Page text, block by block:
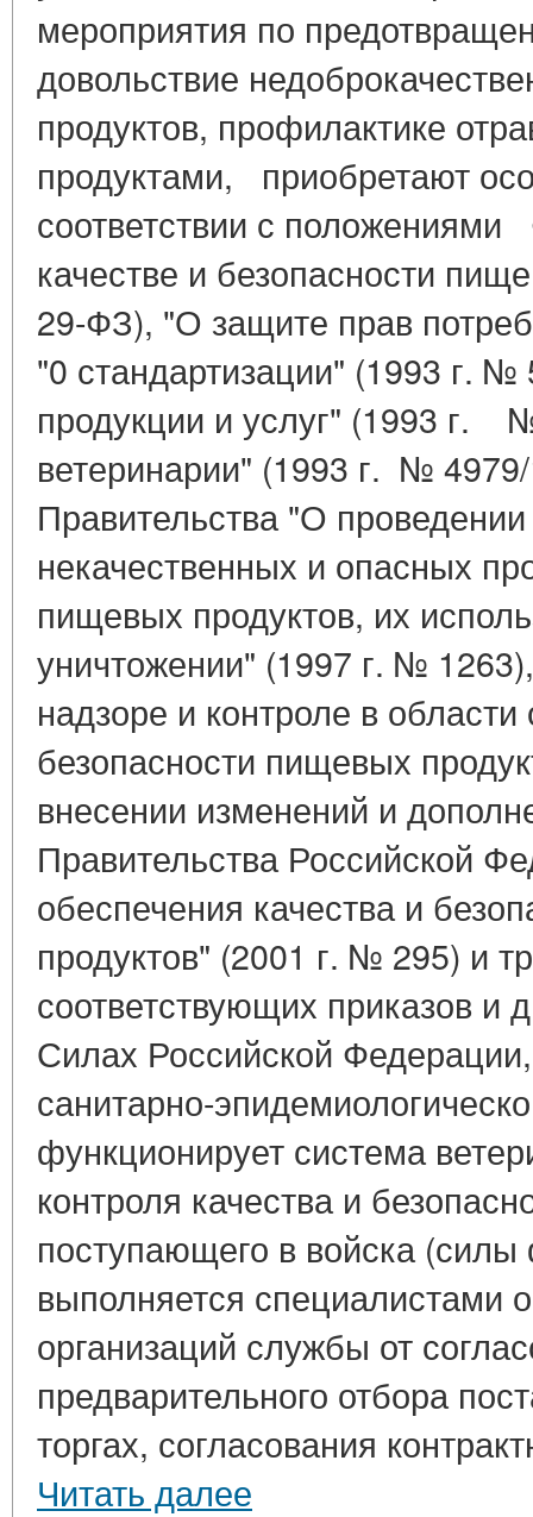
мероприятия по
довольствие
продуктов, профилактике
продуктами, приобретают
соответствии с
качестве и безопасности
29-ФЗ), "О защите прав
"0 стандартизации" (1993 г.
продукции и услуг" (1993 г.
ветеринарии" (1993 г. №
Правительства "О
некачественных и опасных
пищевых продуктов, их
уничтожении" (1997 г. №
надзоре и контроле в
безопасности пищевых
внесении изменений и
Правительства Российской
обеспечения качества и
продуктов" (2001 г. № 295) и
соответствующих приказов и
Силах Российской
санитарно-
функционирует система
контроля качества и
поступающего в войска
выполняется специалистами
организаций службы от
предварительного отбора
торгах, согласования
Читать далее